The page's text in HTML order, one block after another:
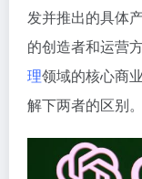
发并推出的具体
的创造者和运营
理领域的核心商
解下两者的区别。